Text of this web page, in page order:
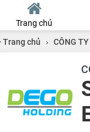
Trang chủ
Trang chủ › CÔNG